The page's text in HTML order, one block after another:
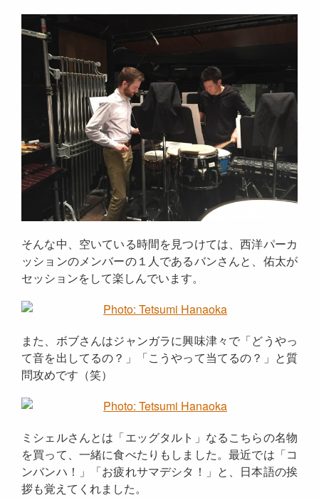
そんな中、空いている時間を見つけては、西洋パーカ
ッションのメンバーの１人であるバンさんと、佑太が
セッションをして楽しんでいます。
また、ボブさんはジャンガラに興味津々で「どうやっ
て音を出してるの？」「こうやって当てるの？」と質
問攻めです（笑）
ミシェルさんとは「エッグタルト」なるこちらの名物
を買って、一緒に食べたりもしました。最近では「コ
ンバンハ！」「お疲れサマデシタ！」と、日本語の挨
拶も覚えてくれました。